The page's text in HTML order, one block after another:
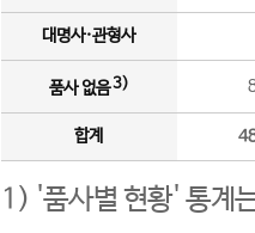
대명사·관형사
품사 없음3)
합계
1) '품사별 현황' 통계